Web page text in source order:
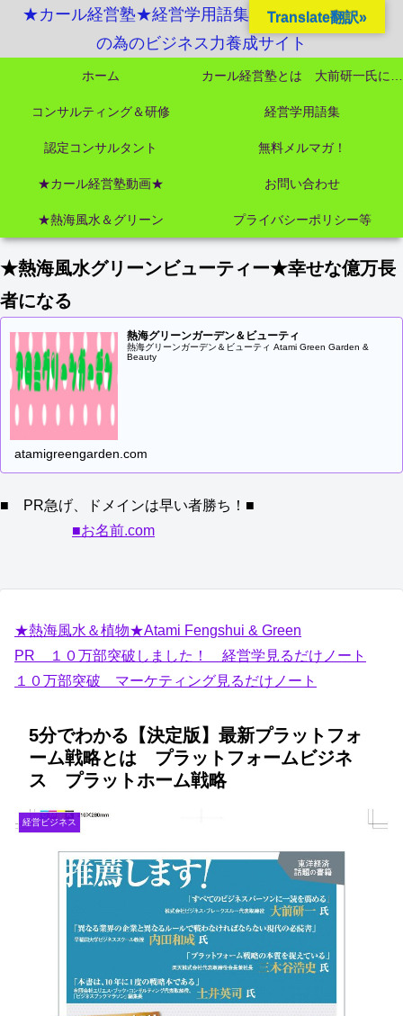
★カール経営塾★経営学用語集起業独立成功MBA
の為のビジネス力養成サイト
ホーム
コンサルティング＆研修 経営学用語集
認定コンサルタント 無料メルマガ！
★カール経営塾動画★ お問い合わせ
★熱海風水＆グリーン プライバシーポリシー等
★熱海風水グリーンビューティー★幸せな億万長
者になる
熱海グリーンガーデン＆ビューティ
熱海グリーンガーデン＆ビューティ Atami Green Garden &
Beauty
atamigreengarden.com
■ PR急げ、ドメインは早い者勝ち！■
■お名前.com
★熱海風水＆植物★Atami Fengshui & Green
PR １０万部突破しました！ 経営学見るだけノート
１０万部突破 マーケティング見るだけノート
5分でわかる【決定版】最新プラットフォ
ーム戦略とは プラットフォームビジネ
ス プラットホーム戦略
経営ビジネス
Translate翻訳»